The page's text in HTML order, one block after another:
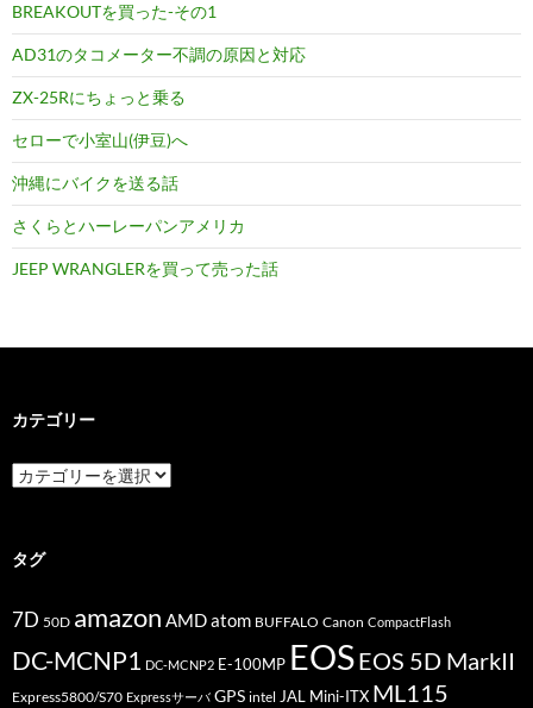
BREAKOUTを買った-その1
AD31のタコメーター不調の原因と対応
ZX-25Rにちょっと乗る
セローで小室山(伊豆)へ
沖縄にバイクを送る話
さくらとハーレーパンアメリカ
JEEP WRANGLERを買って売った話
カテゴリー
カ
テ
ー
タグ
7D 50D amazon AMDatom BUFFALO Canon CompactFlash
DC-MCNP1 DC-MCNP2 E-100MP EOSEOS 5D MarkII
Express5800/S70 Expressサーバ GPS intel JAL Mini-ITX ML115